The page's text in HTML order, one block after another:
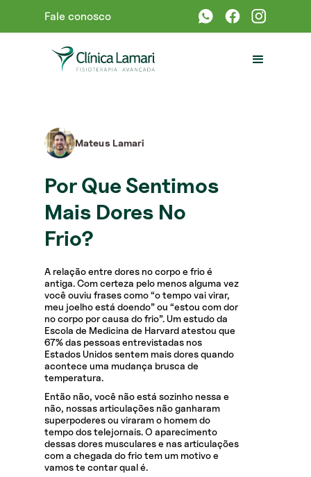
Fale conosco
Mateus Lamari
Por Que Sentimos
Mais Dores No
Frio?
A relação entre dores no corpo e frio é
antiga. Com certeza pelo menos alguma vez
você ouviu frases como “o tempo vai virar,
meu joelho está doendo” ou “estou com dor
no corpo por causa do frio”. Um estudo da
Escola de Medicina de Harvard atestou que
67% das pessoas entrevistadas nos
Estados Unidos sentem mais dores quando
acontece uma mudança brusca de
temperatura.
Então não, você não está sozinho nessa e
não, nossas articulações não ganharam
superpoderes ou viraram o homem do
tempo dos telejornais. O aparecimento
dessas dores musculares e nas articulações
com a chegada do frio tem um motivo e
vamos te contar qual é.